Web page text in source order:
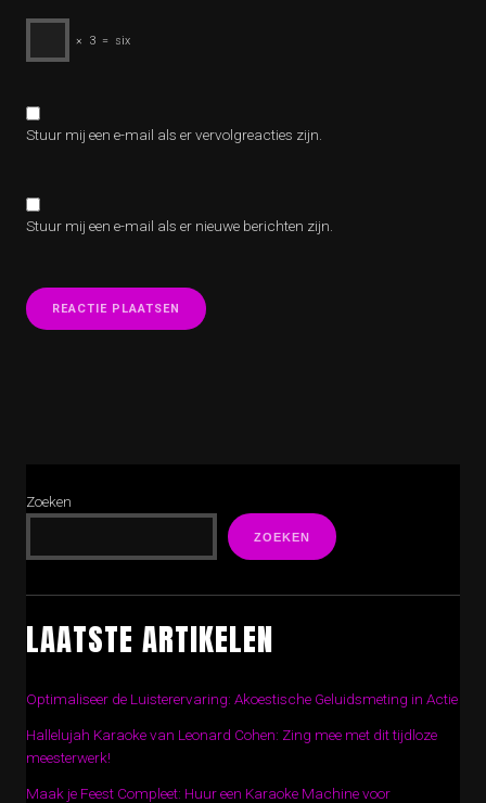
× 3 = six
Stuur mij een e-mail als er vervolgreacties zijn.
Stuur mij een e-mail als er nieuwe berichten zijn.
Zoeken
ZOEKEN
LAATSTE ARTIKELEN
Optimaliseer de Luisterervaring: Akoestische Geluidsmeting in Actie
Hallelujah Karaoke van Leonard Cohen: Zing mee met dit tijdloze
meesterwerk!
Maak je Feest Compleet: Huur een Karaoke Machine voor